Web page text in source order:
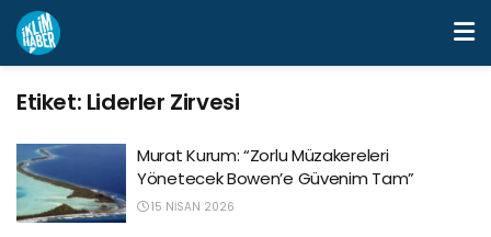
Etiket: Liderler Zirvesi
Murat Kurum: “Zorlu Müzakereleri
Yönetecek Bowen’e Güvenim Tam”
15 NISAN 2026